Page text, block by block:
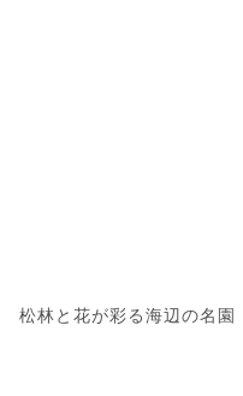
松林と花が彩る海辺の名園